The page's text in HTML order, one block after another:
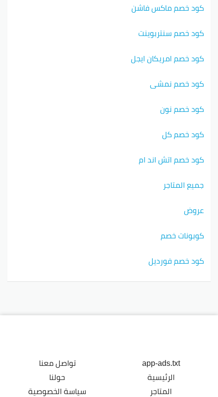
كود خصم ماكس فاشن
كود خصم سنتربوينت
كود خصم امريكان ايجل
كود خصم نمشي
كود خصم نون
كود خصم كل
كود خصم اتش اند ام
جميع المتاجر
عروض
كوبونات خصم
كود خصم فورديل
app-ads.txt
الرئيسية
المتاجر
تواصل معنا
حولنا
سياسة الخصوصية